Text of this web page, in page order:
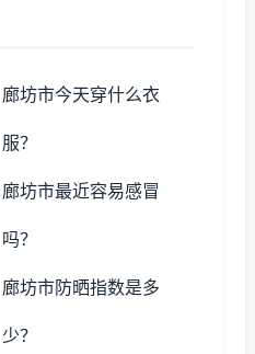
廊坊市今天穿什么衣
服？
廊坊市最近容易感冒
吗？
廊坊市防晒指数是多
少？